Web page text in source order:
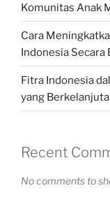
Komunitas Anak
Cara
Indonesia Secara
Fitra Indonesia
yang
Recent
No comments to